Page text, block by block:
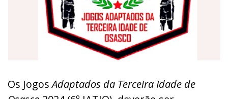
Os JogosAdaptados da Terceira Idade de